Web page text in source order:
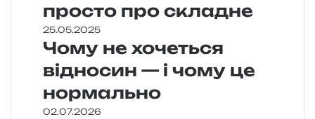
просто про складне
25.05.2025
Чому не хочеться
відносин — і чому це
нормально
02.07.2026